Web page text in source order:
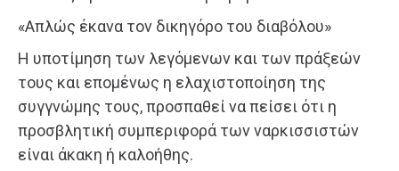
«Απλώς έκανα τον δικηγόρο του διαβόλου»
Η υποτίμηση των λεγόμενων και των πράξεών
τους και επομένως η ελαχιστοποίηση της
συγγνώμης τους, προσπαθεί να πείσει ότι η
προσβλητική συμπεριφορά των ναρκισσιστών
είναι άκακη ή καλοήθης.